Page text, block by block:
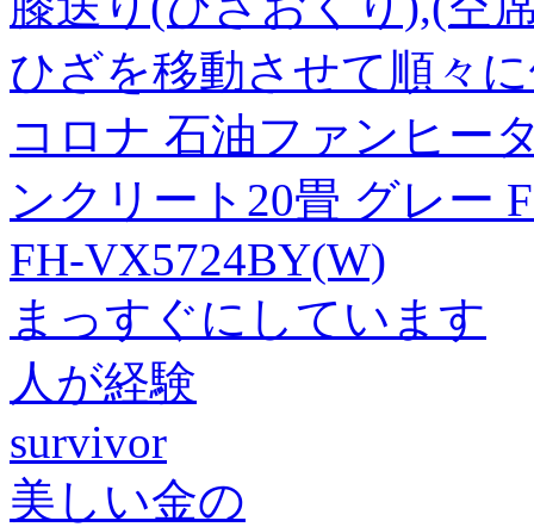
ひざを移動させて順々
コロナ 石油ファンヒー
ンクリート20畳 グレー
FH-VX5724BY(W)
まっすぐにしています
人が経験
survivor
美しい金の